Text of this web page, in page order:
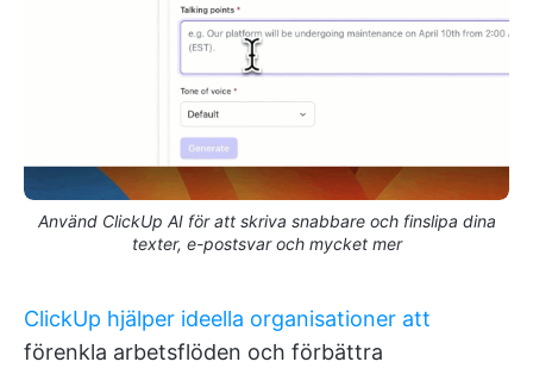
Använd ClickUp AI för att skriva snabbare och finslipa dina
texter, e-postsvar och mycket mer
ClickUp hjälper ideella organisationer att
förenkla arbetsflöden och förbättra